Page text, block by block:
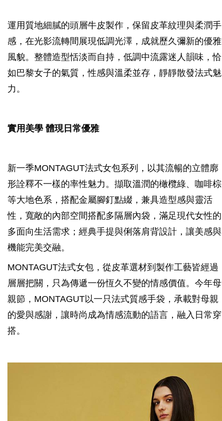
運用質地細膩的頭層牛皮製作，保留皮革紋理與柔潤手
感，在光影流轉間展現低調光澤，成就歷久彌新的優雅
風貌。整體造型恬淡而自持，低調中流露迷人韻味，恰
如巴黎女子的氣質，性感與溫柔並存，靜靜散發法式魅
力。
實用美學 體現日常優雅
新一季MONTAGUT法式女包系列，以其流暢的立體廓
形詮釋不一樣的率性魅力。擷取溫潤的橄欖綠、咖啡棕
等大地色系，搭配金屬腳釘點綴，兼具造型感與靈活
性，寬敞的內部空間搭配多隔層內袋，滿足現代女性的
多面向生活需求；經典手提與俐落肩背設計，讓美感與
機能完美交融。
MONTAGUT法式女包，從皮革選材到製作工藝皆經過
層層把關，只為傳遞一份恆久不變的情感價值。今年母
親節，MONTAGUT以一只法式質感手袋，承載對母親
的愛與感謝，讓時尚成為情感流動的語言，融入日常穿
搭。